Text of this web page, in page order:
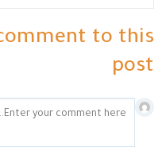
to this
post